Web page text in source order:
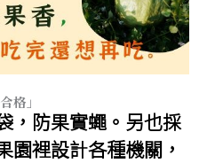
格」
，防果實蠅。另也採
園裡設計各種機關，